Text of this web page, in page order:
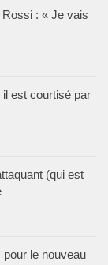
Rossi : « Je vais
est courtisé par
(qui est
le nouveau